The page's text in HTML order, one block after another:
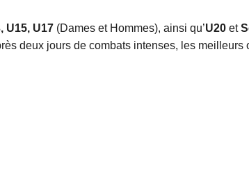
U15, U17(Dames et Hommes), ainsi qu’U20et
deux jours de combats intenses, les